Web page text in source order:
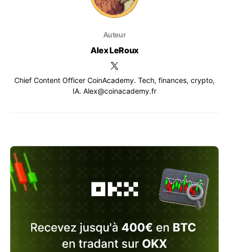
Auteur
Alex LeRoux
Chief Content Officer CoinAcademy. Tech, finances, crypto,
IA. Alex@coinacademy.fr